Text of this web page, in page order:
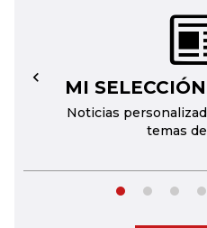
MI
Noticias
temas
←